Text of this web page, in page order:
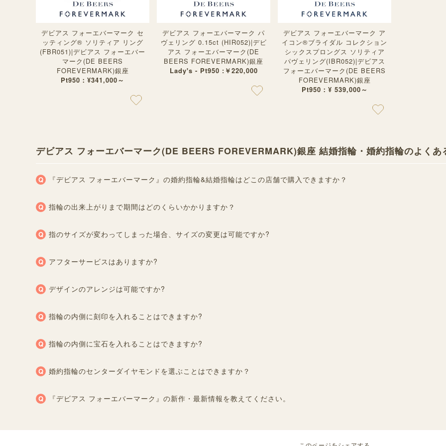
デビアス フォーエバーマーク セ
ッティング®︎ ソリティア リング
(FBR051)|デビアス フォーエバー
マーク(DE BEERS
FOREVERMARK)銀座
Pt950：¥341,000～
デビアス フォーエバーマーク パ
ヴェリング 0.15ct (HIR052)|デビ
アス フォーエバーマーク(DE
BEERS FOREVERMARK)銀座
Lady's - Pt950 :￥220,000
デビアス フォーエバーマーク ア
イコン®︎ブライダル コレクション
シックスプロングス ソリティア
パヴェリング(IBR052)|デビアス
フォーエバーマーク(DE BEERS
FOREVERMARK)銀座
Pt950：¥ 539,000～
デビアス フォーエバーマーク(DE BEERS FOREVERMARK)銀座 結婚指輪・婚約指輪のよくあ
『デビアス フォーエバーマーク』の婚約指輪&結婚指輪はどこの店舗で購入できますか？
指輪の出来上がりまで期間はどのくらいかかりますか？
指のサイズが変わってしまった場合、サイズの変更は可能ですか?
アフターサービスはありますか?
デザインのアレンジは可能ですか?
指輪の内側に刻印を入れることはできますか?
指輪の内側に宝石を入れることはできますか?
婚約指輪のセンターダイヤモンドを選ぶことはできますか？
『デビアス フォーエバーマーク』の新作・最新情報を教えてください。